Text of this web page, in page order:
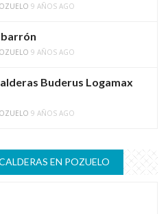
9 AÑOS AGO
9 AÑOS AGO
Buderus Logamax
9 AÑOS AGO
EN POZUELO